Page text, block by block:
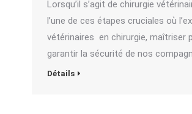
Lorsqu’il s’agit de chirurgie
l’une de ces étapes cruciales où
vétérinaires en chirurgie, maîtriser
garantir la sécurité de nos
Détails